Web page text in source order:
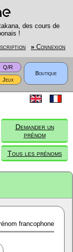
des cours de
!
» Connexion
Q/R
Boutique
Jeux
Demander un
prénom
Tous les prénoms
francophone